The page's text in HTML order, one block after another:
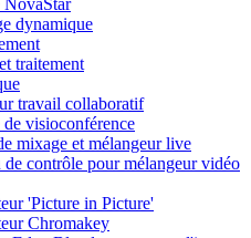
NovaStar
dynamique
traitement
travail collaboratif
de visioconférence
mixage et mélangeur live
de contrôle pour mélangeur vidéo
'Picture in Picture'
Chromakey